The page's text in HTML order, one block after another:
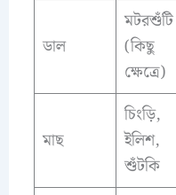
ডাল
মটরশুঁটি
(কিছু
ক্ষেত্রে)
মাছ
চিংড়ি,
ইলিশ,
শুঁটকি